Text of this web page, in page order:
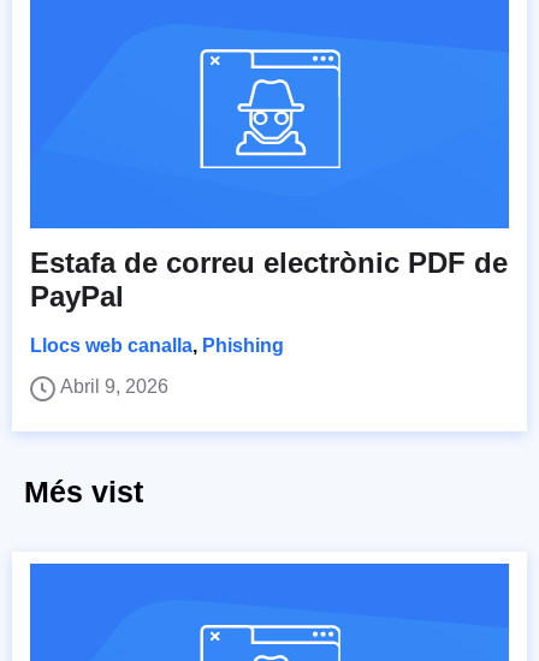
Estafa de correu electrònic PDF de
PayPal
Llocs web canalla, Phishing
Abril 9, 2026
Més vist